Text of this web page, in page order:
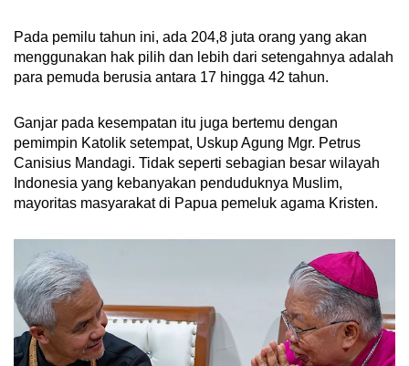
Pada pemilu tahun ini, ada 204,8 juta orang yang akan
menggunakan hak pilih dan lebih dari setengahnya adalah
para pemuda berusia antara 17 hingga 42 tahun.
Ganjar pada kesempatan itu juga bertemu dengan
pemimpin Katolik setempat, Uskup Agung Mgr. Petrus
Canisius Mandagi. Tidak seperti sebagian besar wilayah
Indonesia yang kebanyakan penduduknya Muslim,
mayoritas masyarakat di Papua pemeluk agama Kristen.